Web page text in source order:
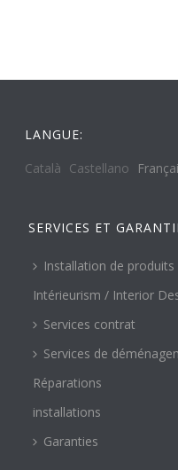
LANGUE:
Català Castellano
SERVICES ET
Installation de
Intérieurism / Interior
Services contrat
Services de
Réparations
installations
Garanties